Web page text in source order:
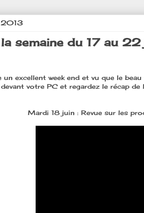
2013
semaine du 17 au 22
excellent week end et vu que le
votre PC et regardez le récap de
Mardi 18 juin : Revue sur les